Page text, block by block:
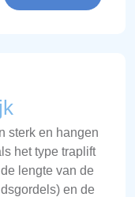
sterk en hangen
het type traplift
lengte van de
en de